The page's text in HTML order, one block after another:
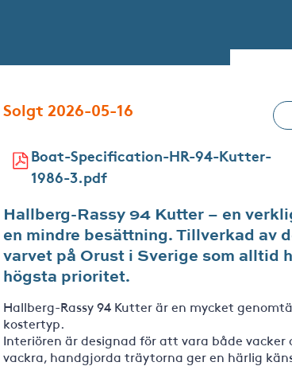
Solgt 2026-05-16
Boat-Specification-HR-94-Kutter-
1986-3.pdf
Hallberg-Rassy 94 Kutter – en
en mindre besättning. Tillverkad av
varvet på Orust i Sverige som alltid
högsta prioritet.
Hallberg-Rassy 94 Kutter är en mycket
kostertyp.
Interiören är designad för att vara både
vackra, handgjorda träytorna ger en härlig